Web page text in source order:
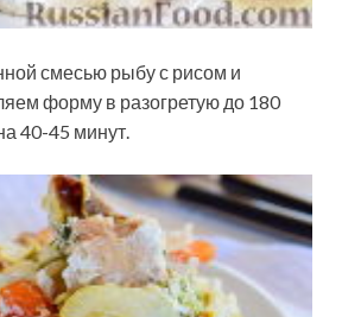
смесью рыбу с рисом и
форму в разогретую до 180
40-45 минут.